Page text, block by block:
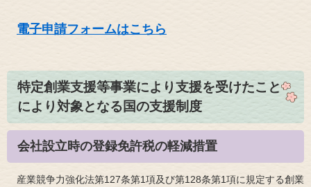
電子申請フォームはこちら
特定創業支援等事業により支援を受けたこと
により対象となる国の支援制度
会社設立時の登録免許税の軽減措置
産業競争力強化法第127条第1項及び第128条第1項に規定する創業